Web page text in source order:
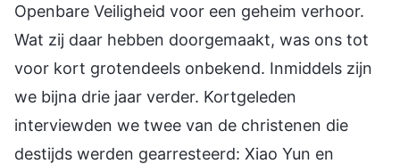
Openbare Veiligheid voor een geheim verhoor.
Wat zij daar hebben doorgemaakt, was ons tot
voor kort grotendeels onbekend. Inmiddels zijn
we bijna drie jaar verder. Kortgeleden
interviewden we twee van de christenen die
destijds werden gearresteerd: Xiao Yun en